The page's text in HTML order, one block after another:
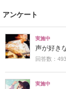
アンケート
実施中
声が好き
回答数：
実施中